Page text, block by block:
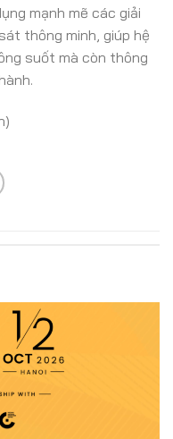
mạnh mẽ các giải
thông minh, giúp hệ
suốt mà còn thông